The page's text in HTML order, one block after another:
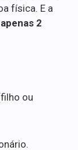
física. E a
apenas 2
ou